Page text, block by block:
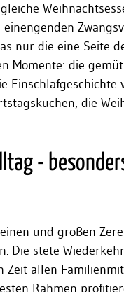
nur die eine Seite
Momente: die
Einschlafgeschichte
die
-
und großen
Die stete
allen
Rahmen